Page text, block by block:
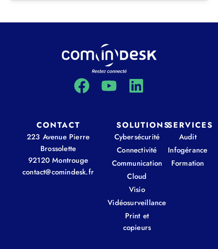
CONTACT
223 Avenue Pierre
Brossolette
92120 Montrouge
contact@comindesk.fr
SOLUTIONS
Cybersécurité
Connectivité
Communication
Cloud
Visio
Vidéosurveillance
Print et
copieurs
SERVICES
Audit
Infogérance
Formation